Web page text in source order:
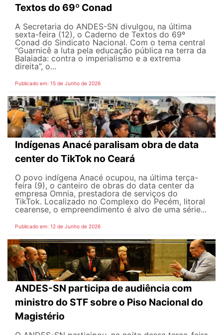
Textos do 69º Conad
A Secretaria do ANDES-SN divulgou, na última
sexta-feira (12), o Caderno de Textos do 69º
Conad do Sindicato Nacional. Com o tema central
“Guarnicê a luta pela educação pública na terra da
Balaiada: contra o imperialismo e a extrema
direita”, o...
Publicado em: 15 de Junho de 2026
Indígenas Anacé paralisam obra de data
center do TikTok no Ceará
O povo indígena Anacé ocupou, na última terça-
feira (9), o canteiro de obras do data center da
empresa Omnia, prestadora de serviços do
TikTok. Localizado no Complexo do Pecém, litoral
cearense, o empreendimento é alvo de uma série...
Publicado em: 12 de Junho de 2026
ANDES-SN participa de audiência com
ministro do STF sobre o Piso Nacional do
Magistério